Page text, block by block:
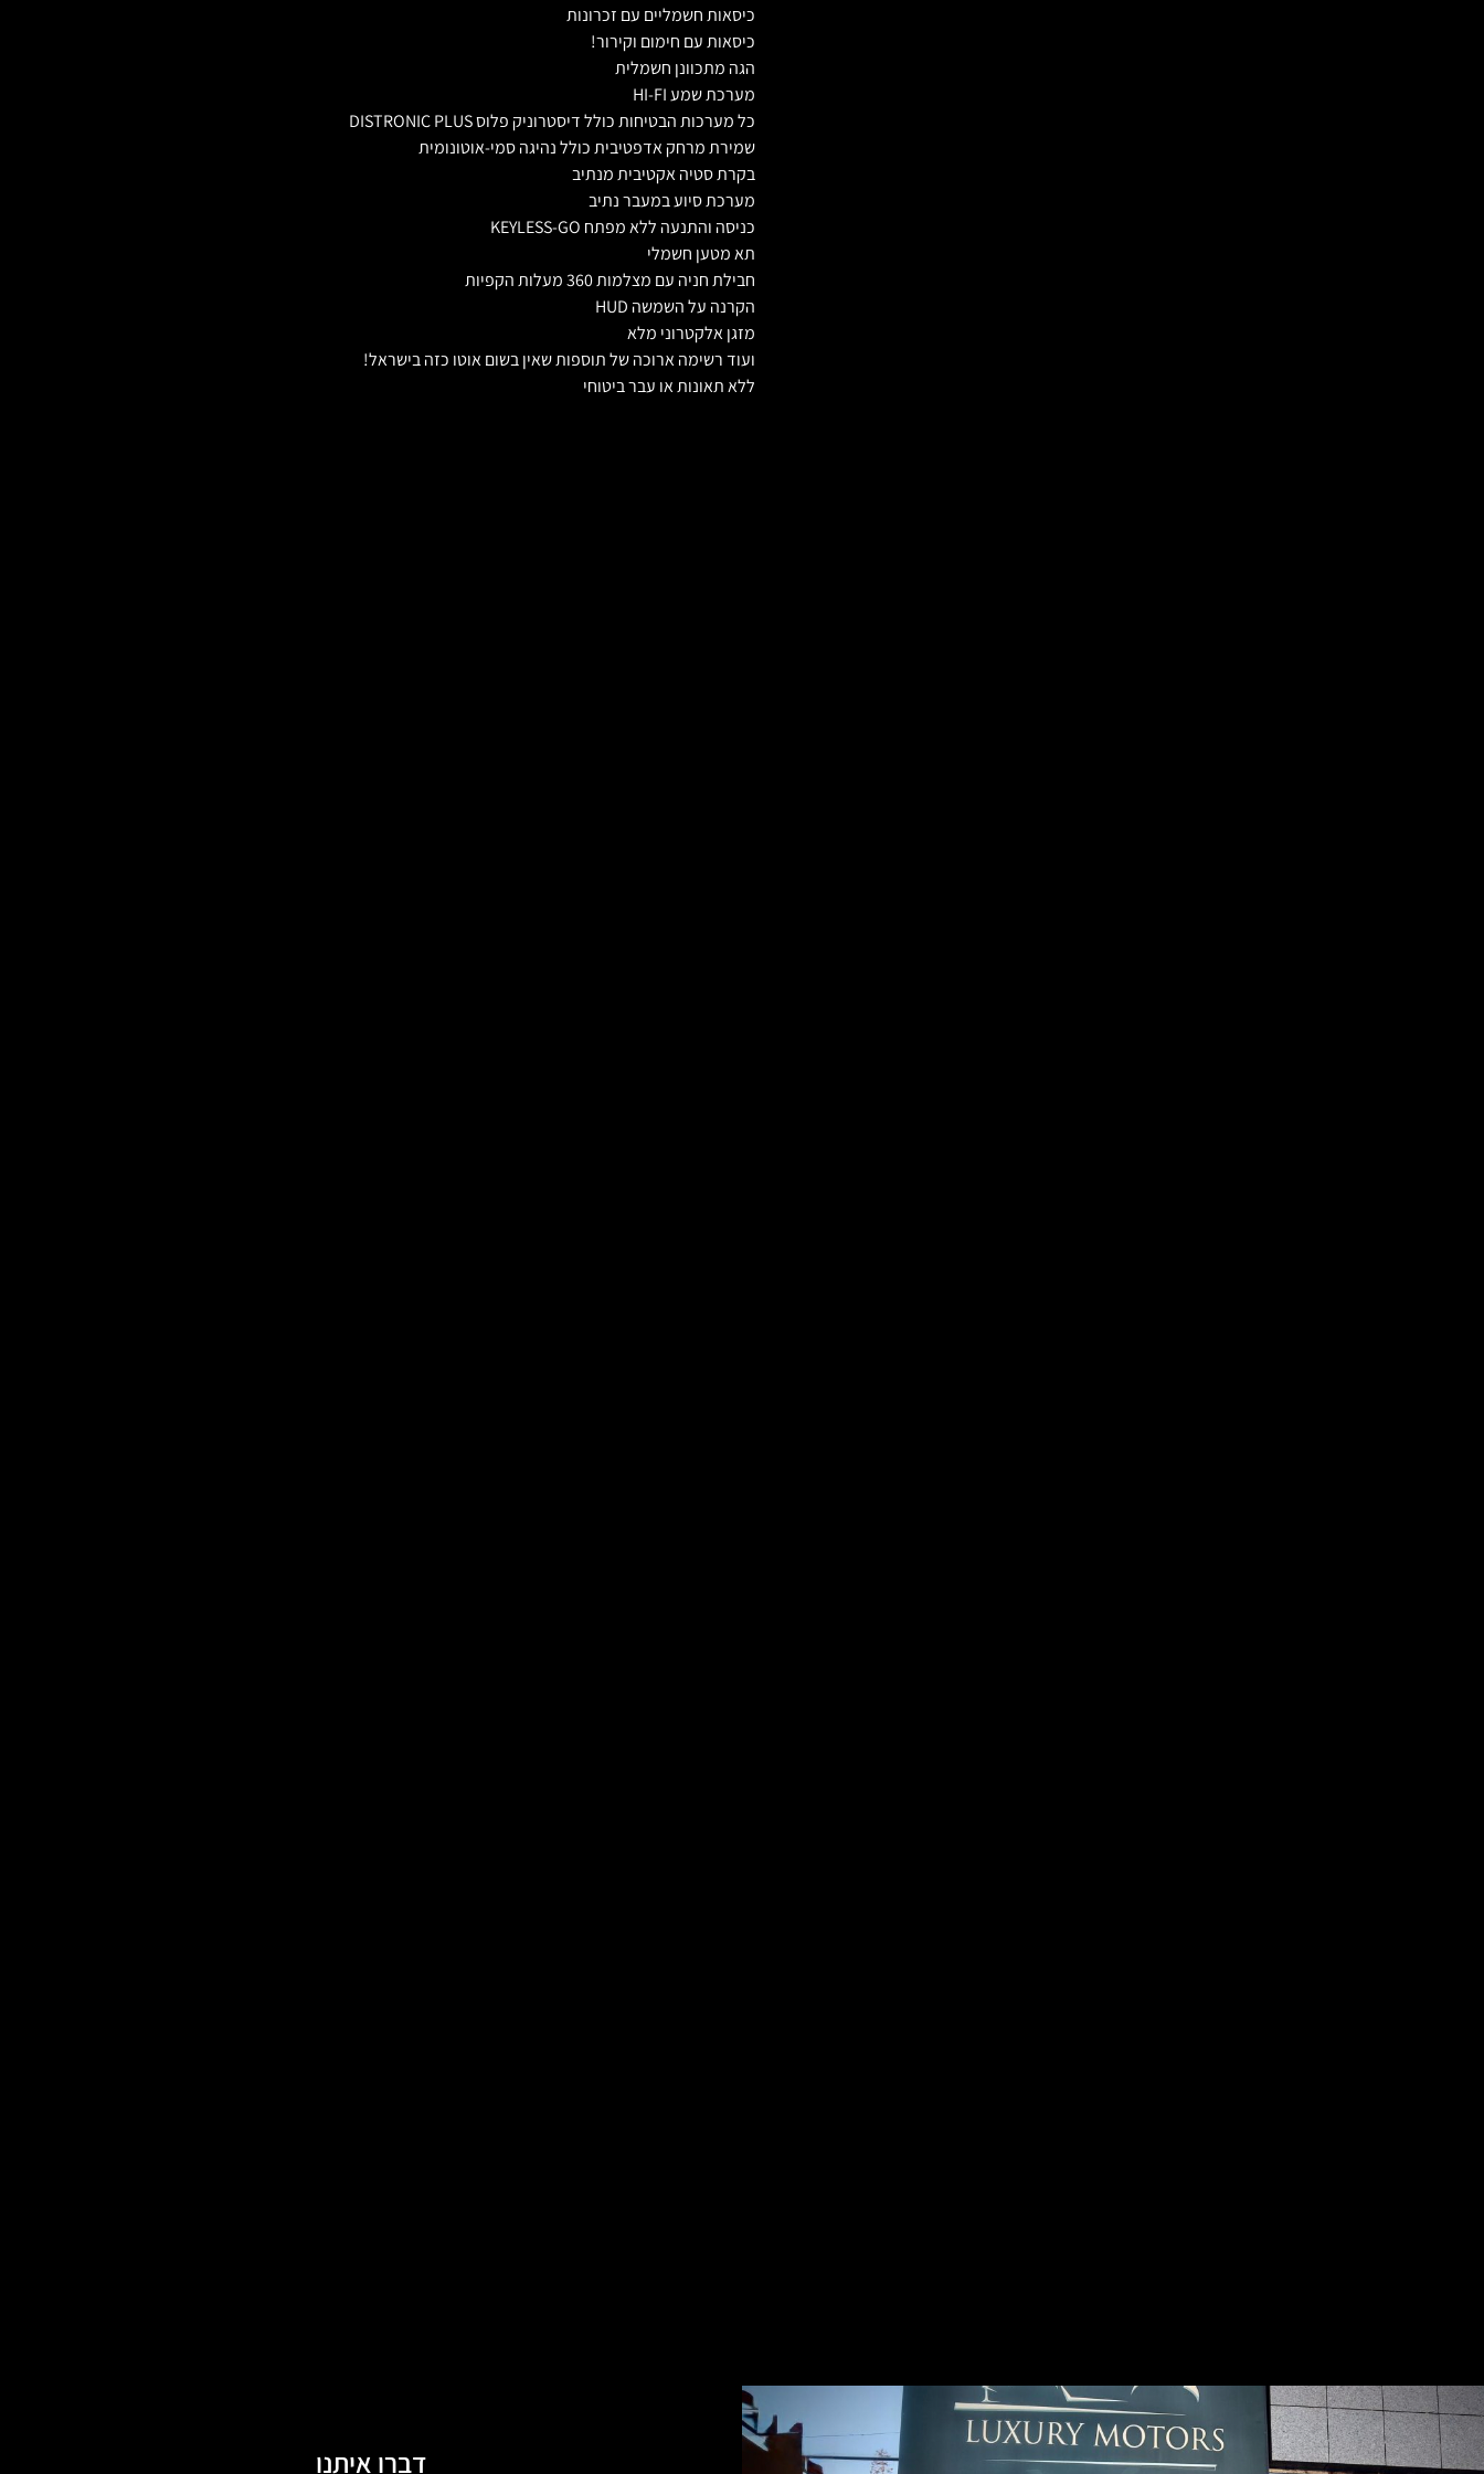
כיסאות חשמליים עם זכרונות
כיסאות עם חימום וקירור!
הגה מתכוונן חשמלית
מערכת שמע HI-FI
כל מערכות הבטיחות כולל דיסטרוניק פלוס DISTRONIC PLUS
שמירת מרחק אדפטיבית כולל נהיגה סמי-אוטונומית
בקרת סטיה אקטיבית מנתיב
מערכת סיוע במעבר נתיב
כניסה והתנעה ללא מפתח KEYLESS-GO
תא מטען חשמלי
חבילת חניה עם מצלמות 360 מעלות הקפיות
הקרנה על השמשה HUD
מזגן אלקטרוני מלא
ועוד רשימה ארוכה של תוספות שאין בשום אוטו כזה בישראל!
ללא תאונות או עבר ביטוחי
דברו איתנו